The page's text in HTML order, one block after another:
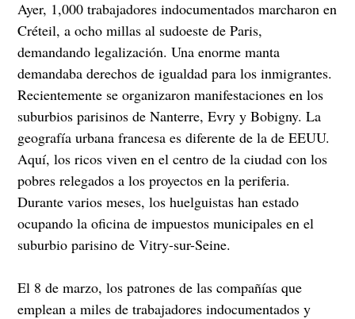
Ayer, 1,000 trabajadores indocumentados marcharon en
Créteil, a ocho millas al sudoeste de Paris,
demandando legalización. Una enorme manta
demandaba derechos de igualdad para los inmigrantes.
Recientemente se organizaron manifestaciones en los
suburbios parisinos de Nanterre, Evry y Bobigny. La
geografía urbana francesa es diferente de la de EEUU.
Aquí, los ricos viven en el centro de la ciudad con los
pobres relegados a los proyectos en la periferia.
Durante varios meses, los huelguistas han estado
ocupando la oficina de impuestos municipales en el
suburbio parisino de Vitry-sur-Seine.
El 8 de marzo, los patrones de las compañías que
emplean a miles de trabajadores indocumentados y